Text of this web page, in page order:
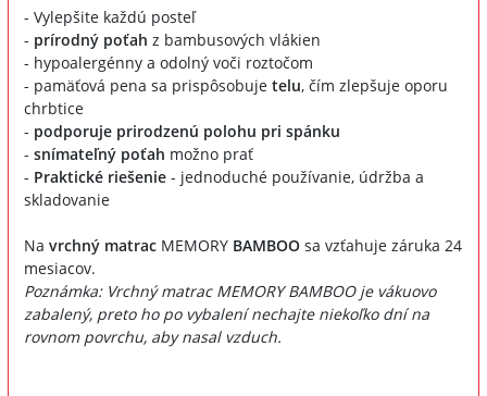
- Vylepšite každú posteľ
- prírodný poťah z bambusových vlákien
- hypoalergénny a odolný voči roztočom
- pamäťová pena sa prispôsobuje telu, čím zlepšuje oporu
chrbtice
- podporuje prirodzenú polohu pri spánku
- snímateľný poťah možno prať
- Praktické riešenie - jednoduché používanie, údržba a
skladovanie
Na vrchný matrac MEMORY BAMBOO sa vzťahuje záruka 24
mesiacov.
Poznámka: Vrchný matrac MEMORY BAMBOO je vákuovo
zabalený, preto ho po vybalení nechajte niekoľko dní na
rovnom povrchu, aby nasal vzduch.